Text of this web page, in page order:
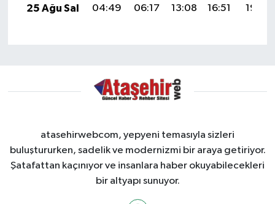
25 Ağu Sal
04:49 06:17 13:08 16:51 19:49
atasehirwebcom, yepyeni temasıyla sizleri
buluştururken, sadelik ve modernizmi bir araya getiriyor.
Şatafattan kaçınıyor ve insanlara haber okuyabilecekleri
bir altyapı sunuyor.